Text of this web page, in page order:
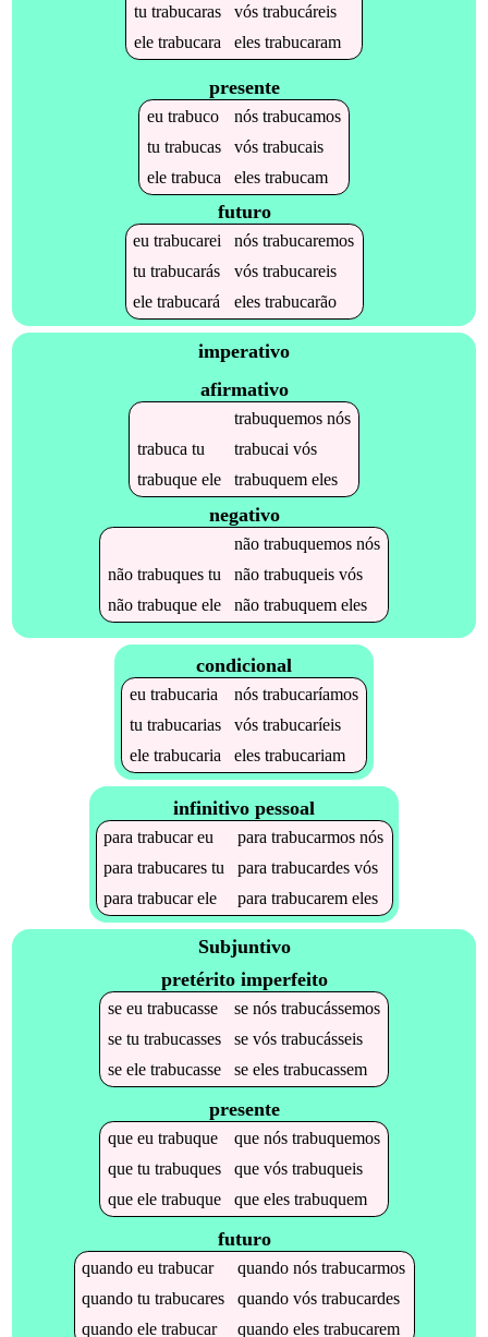
tu trabucaras vós trabucáreis
ele trabucara eles trabucaram
presente
eu trabuco nós trabucamos
tu trabucas vós trabucais
ele trabuca eles trabucam
futuro
eutrabucarei nóstrabucaremos
tutrabucarás vóstrabucareis
eletrabucará elestrabucarão
imperativo
afirmativo
trabuquemosnós
trabuca tu trabucai vós
trabuqueele trabuquemeles
negativo
não trabuquemosnós
não trabuquestu não trabuqueisvós
não trabuqueele não trabuquemeles
condicional
eu trabucaria nós trabucaríamos
tu trabucarias vós trabucaríeis
ele trabucaria eles trabucariam
infinitivo pessoal
paratrabucareu paratrabucarmos nós
paratrabucares tu paratrabucardes vós
paratrabucarele paratrabucarem eles
Subjuntivo
pretérito imperfeito
se eu trabucasse se nós trabucássemos
se tu trabucasses se vós trabucásseis
se ele trabucasse se eles trabucassem
presente
que eu trabuque que nós trabuquemos
que tu trabuques que vós trabuqueis
que ele trabuque que eles trabuquem
futuro
quandoeutrabucar quandonóstrabucarmos
quandotutrabucares quandovóstrabucardes
quandoeletrabucar quandoelestrabucarem